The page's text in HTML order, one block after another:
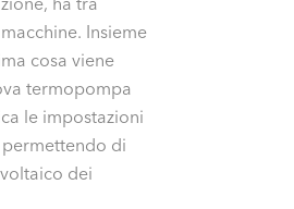
Insieme
cosa viene
termopompa
le impostazioni
di
dei